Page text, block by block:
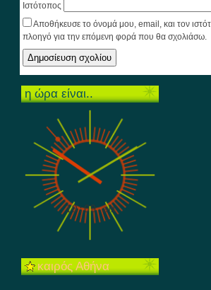
Ιστότοπος
Αποθήκευσε το όνομά μου, email, και τον
πλοηγό για την επόμενη φορά που θα σχολιάσω.
η ώρα είναι..
καιρός Αθήνα